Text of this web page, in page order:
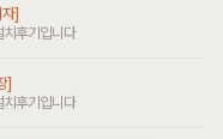
]
후기입니다
]
후기입니다
배송설치 포토후기]
설치후기입니다